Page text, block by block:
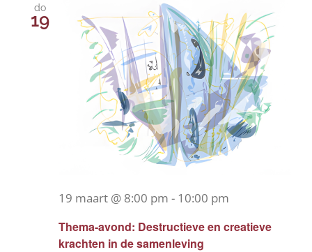
do
19
Thema-avond: Destructieve en creatieve
krachten in de samenleving
19 maart @ 8:00 pm - 10:00 pm